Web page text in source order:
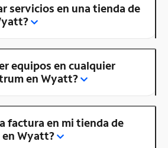
servicios en una tienda de
equipos en cualquier
en Wyatt?
factura en mi tienda de
Wyatt?